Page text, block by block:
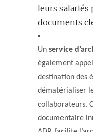
leurs salariés
documents
Un service
également
destination des
dématérialiser
collaborateurs.
documentaire